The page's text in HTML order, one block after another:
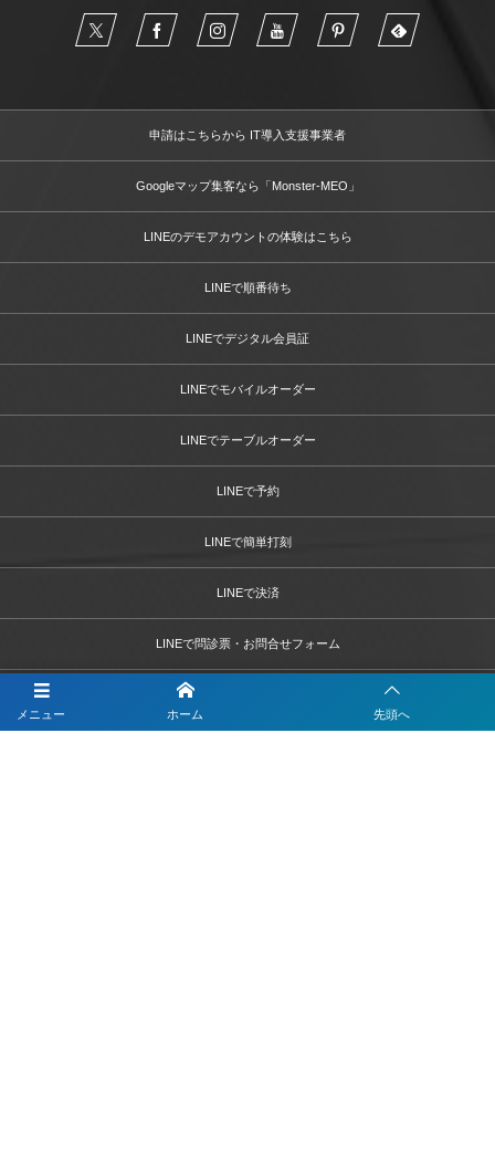
メニュー ホーム 先頭へ
申請はこちらから IT導入支援事業者
Googleマップ集客なら「Monster-MEO」
LINEのデモアカウントの体験はこちら
LINEで順番待ち
LINEでデジタル会員証
LINEでモバイルオーダー
LINEでテーブルオーダー
LINEで予約
LINEで簡単打刻
LINEで決済
LINEで問診票・お問合せフォーム
LINEを活用した採用活動